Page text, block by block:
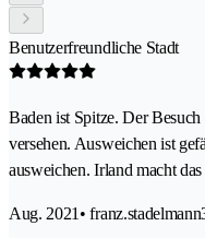
Benutzerfreundliche Stadt
Baden ist Spitze. Der
versehen. Ausweichen ist
ausweichen. Irland macht
Aug. 2021 •